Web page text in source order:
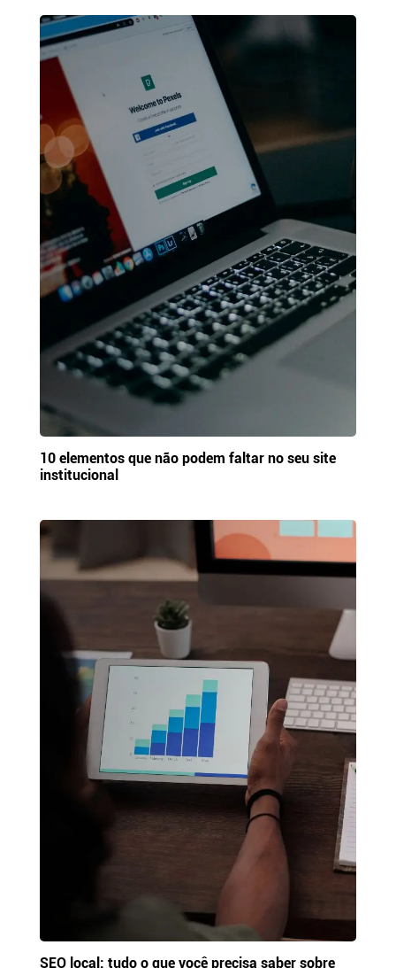
10 elementos que não podem faltar no seu site
institucional
SEO local: tudo o que você precisa saber sobre